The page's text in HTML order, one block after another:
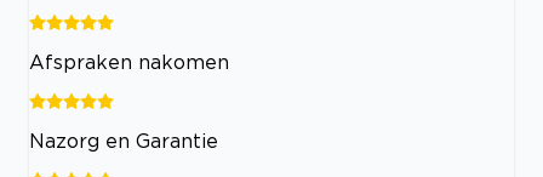
Afspraken nakomen
Nazorg en Garantie